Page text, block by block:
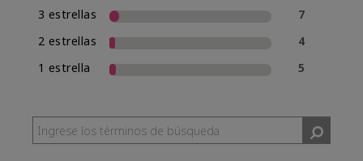
3 estrellas
7
2 estrellas
4
1 estrella
5